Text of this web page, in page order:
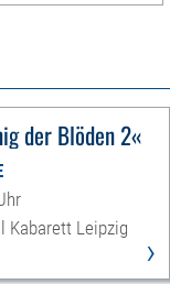
der Blöden 2«
Kabarett Leipzig
›